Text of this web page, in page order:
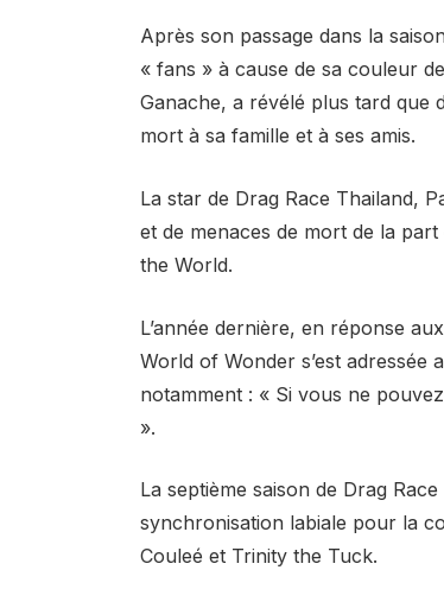
Après son passage dans la
« fans » à cause de sa couleur
Ganache, a révélé plus tard que
mort à sa famille et à ses amis.
La star de Drag Race Thailand,
et de menaces de mort de la
the World.
L’année dernière, en réponse
World of Wonder s’est
notamment : « Si vous ne
».
La septième saison de Drag
synchronisation labiale pour la
Couleé et Trinity the Tuck.